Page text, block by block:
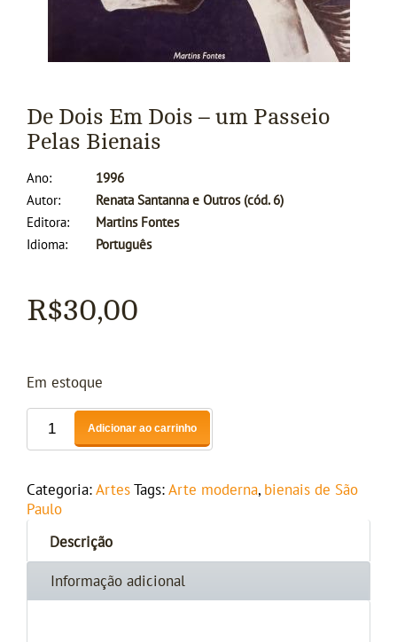
De Dois Em Dois – um Passeio
Pelas Bienais
Ano
1996
Autor
Renata Santanna e Outros (cód. 6)
Editora
Martins Fontes
Idioma
Português
R$30,00
Em estoque
Adicionar ao carrinho
Categoria: Artes Tags: Arte moderna, bienais de São
Paulo
Descrição
Informação adicional